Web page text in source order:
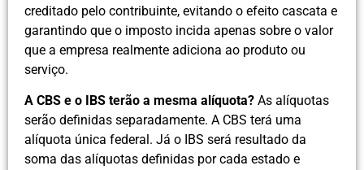
creditado pelo contribuinte, evitando o efeito cascata e
garantindo que o imposto incida apenas sobre o valor
que a empresa realmente adiciona ao produto ou
serviço.
A CBS e o IBS terão a mesma alíquota? As alíquotas
serão definidas separadamente. A CBS terá uma
alíquota única federal. Já o IBS será resultado da
soma das alíquotas definidas por cada estado e